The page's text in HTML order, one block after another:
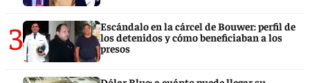
3
Escándalo en la cárcel de Bouwer: perfil de
los detenidos y cómo beneficiaban a los
presos